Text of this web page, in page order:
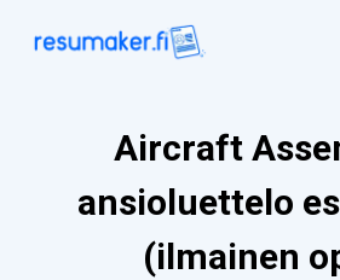
Aircraft
ansioluettelo
(ilmainen